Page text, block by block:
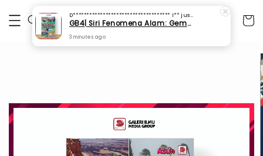
D************************************ I** just purchased
GB4| Siri Fenomena Alam: Gempa Bumi & Tsunami Yang Memusnahkan Kehidupan (SFM 2A)
3 minutes ago